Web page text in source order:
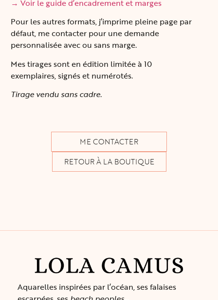
→ Voir le guide d’encadrement et marges
Pour les autres formats, j’imprime pleine page par
défaut, me contacter pour une demande
personnalisée avec ou sans marge.
Mes tirages sont en édition limitée à 10
exemplaires, signés et numérotés.
Tirage vendu sans cadre.
ME CONTACTER
RETOUR À LA BOUTIQUE
Aquarelles inspirées par l’océan, ses falaises